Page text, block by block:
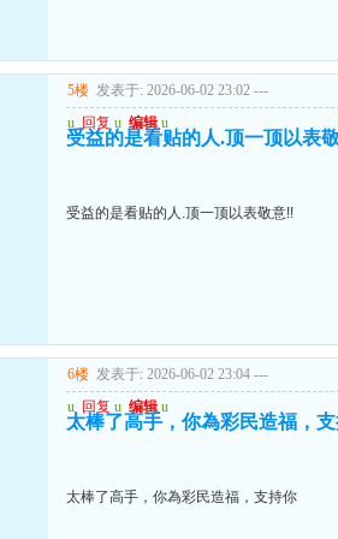
5楼 发表于: 2026-06-02 23:02 ---
u 回复 u 编辑 u
受益的是看贴的人.顶一顶以表
受益的是看贴的人.顶一顶以表敬意!!
6楼 发表于: 2026-06-02 23:04 ---
u 回复 u 编辑 u
太棒了高手，你為彩民造福，
太棒了高手，你為彩民造福，支持你